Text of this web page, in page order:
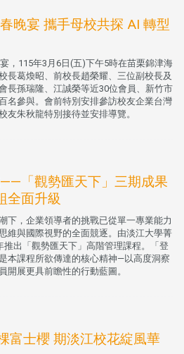
晚宴 攜手母校共探 AI 轉型
，115年3月6日(五)下午5時在苗栗錦津海
長葛煥昭、前校長趙榮耀、三位副校長及
長孫瑞隆、江誠榮等近30位會員、新竹市
名參與。會前特別安排參訪校友企業台灣
友朱秋龍特別接待並安排導覽。
「觀勢匯天下」三期成果
全面升級
下，企業領導者的挑戰已從單一專業能力
維與國際視野的全面競逐。由淡江大學菁
出「觀勢匯天下」高階管理課程。「登
本課程所欲傳達的核心精神—以高度洞察
開展更具前瞻性的行動藍圖。
富士櫻 期淡江校花綻風華